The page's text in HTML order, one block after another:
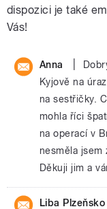
dispozici je také
Vás!
Anna
Kyjově na
na sestřičky.
mohla říci
na operací v
nesměla jsem
Děkuji jim a
Liba Plzeňsko